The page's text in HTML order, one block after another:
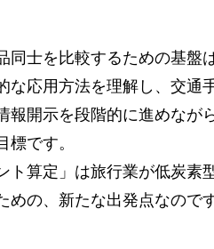
士を比較するための基盤
応用方法を理解し、交通
開示を段階的に進めなが
です。
算定」は旅行業が低炭素
の、新たな出発点なのです